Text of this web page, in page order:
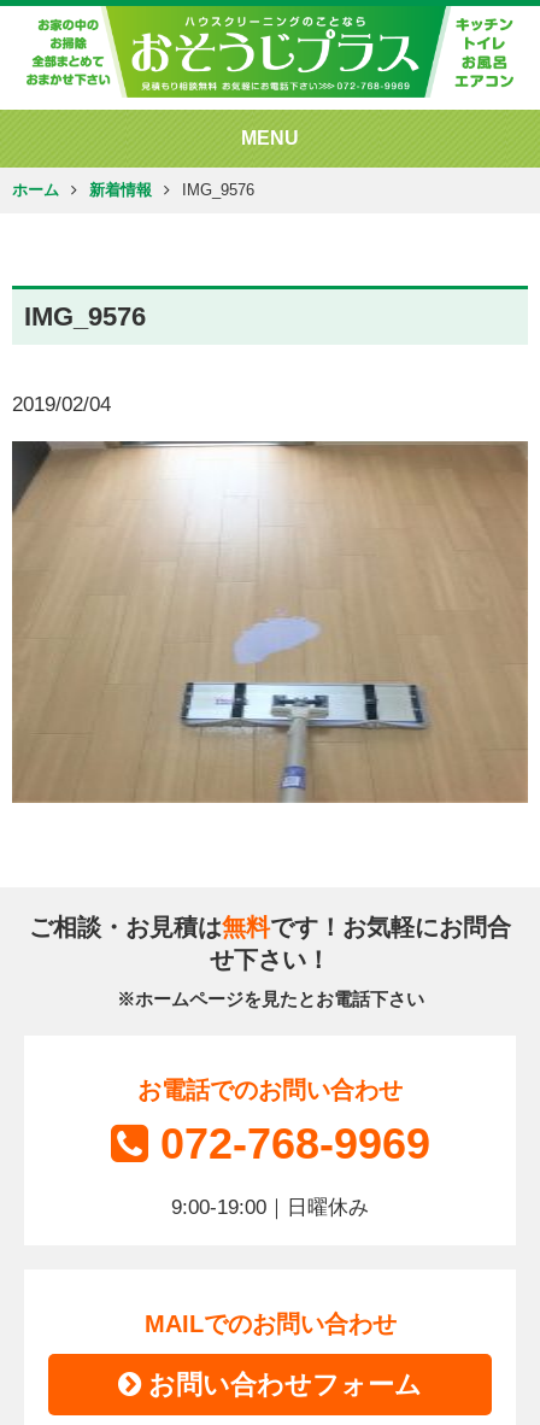
MENU
ホーム 新着情報 IMG_9576
IMG_9576
2019/02/04
ご相談・お見積は無料です！お気軽にお問合
せ下さい！
※ホームページを見たとお電話下さい
お電話でのお問い合わせ
072-768-9969
9:00-19:00｜日曜休み
MAILでのお問い合わせ
お問い合わせフォーム